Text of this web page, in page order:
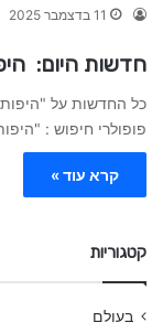
11 בדצמבר 2025
חדשות היום:
כל החדשות על
פופולרי חיפוש : "היפותרמיה" בישראל
קרא עוד »
קטגוריות
בעולם